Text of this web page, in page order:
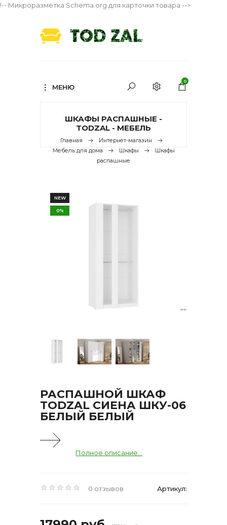
!-- Микроразметка Schema.org для карточки товара -->
МЕНЮ
0
ШКАФЫ РАСПАШНЫЕ -
TODZAL - МЕБЕЛЬ
Главная
Интернет-магазин
Мебель для дома
Шкафы
Шкафы
распашные
NEW
0%
РАСПАШНОЙ ШКАФ
TODZAL СИЕНА ШКУ-06
БЕЛЫЙ БЕЛЫЙ
Полное описание...
0 отзывов Артикул: